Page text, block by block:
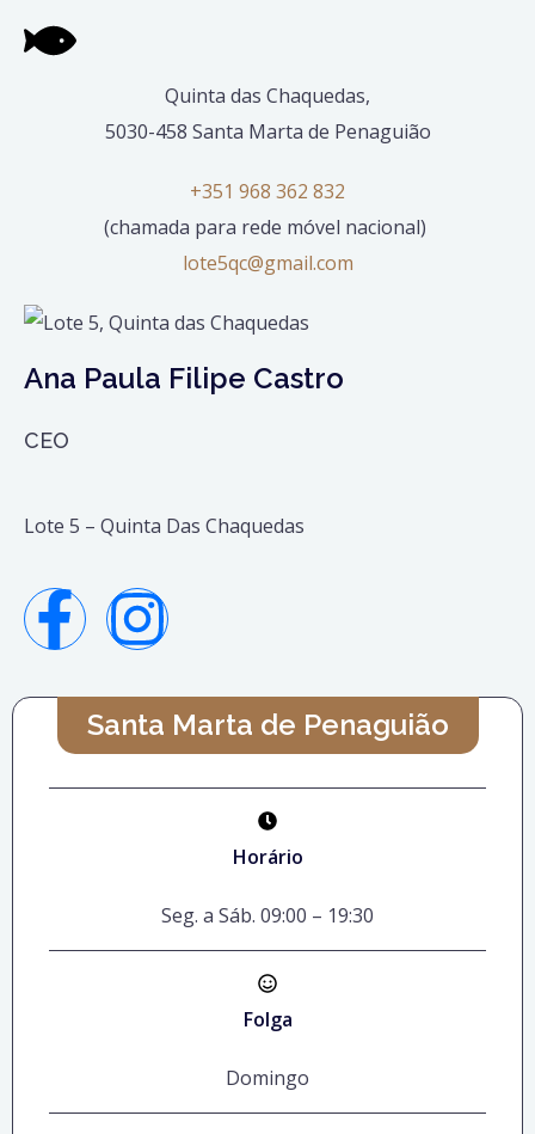
Quinta das Chaquedas,
5030-458 Santa Marta de Penaguião
+351 968 362 832
(chamada para rede móvel nacional)
lote5qc@gmail.com
Ana Paula Filipe Castro
CEO
Lote 5 – Quinta Das Chaquedas
Santa Marta de Penaguião
Horário
Seg. a Sáb. 09:00 – 19:30
Folga
Domingo